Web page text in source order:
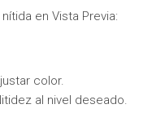
en Vista Previa:
color.
al nivel deseado.